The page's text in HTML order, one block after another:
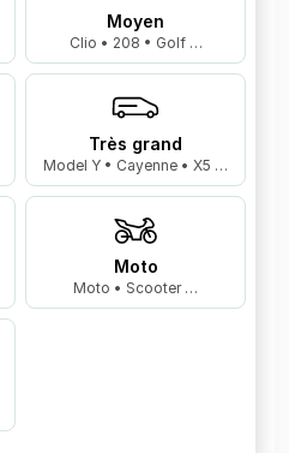
Moyen
Clio • 208 • Golf …
Très grand
Model Y • Cayenne • X5 …
Moto
Moto • Scooter …